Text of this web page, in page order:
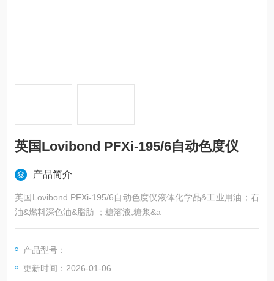
英国Lovibond PFXi-195/6自动色度仪
产品简介
英国Lovibond PFXi-195/6自动色度仪液体化学品&工业用油；石
油&燃料深色油&脂肪 ；糖溶液,糖浆&a
产品型号：
更新时间：2026-01-06